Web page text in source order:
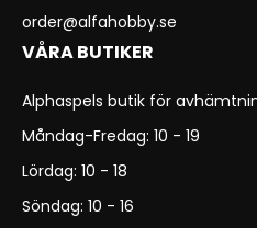
order@alfahobby.se
VÅRA BUTIKER
Alphaspels butik för
Måndag-Fredag: 10 - 19
Lördag: 10 - 18
Söndag: 10 - 16